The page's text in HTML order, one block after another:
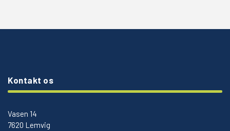
Kontakt os
Vasen 14
7620 Lemvig